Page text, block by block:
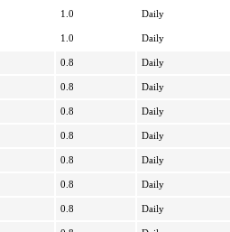
1.0 Daily
1.0 Daily
0.8 Daily
0.8 Daily
0.8 Daily
0.8 Daily
0.8 Daily
0.8 Daily
0.8 Daily